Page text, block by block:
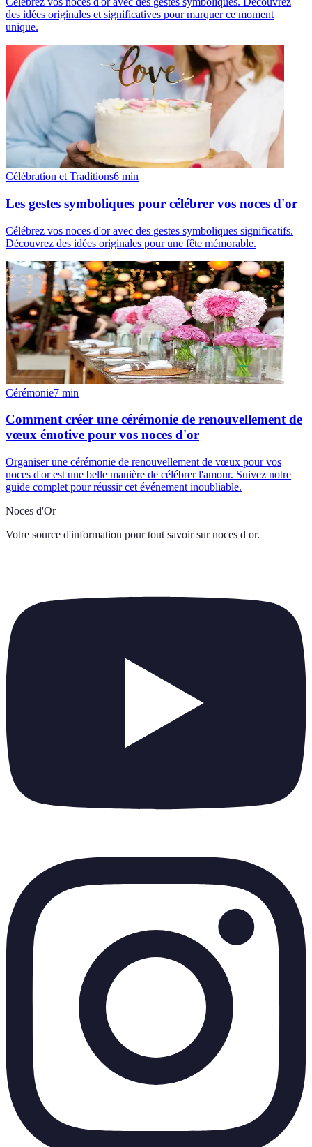
des idées originales et significatives pour marquer ce moment
unique.
Célébration et Traditions6 min
Les gestes symboliques pour célébrer vos noces d'or
Célébrez vos noces d'or avec des gestes symboliques significatifs.
Découvrez des idées originales pour une fête mémorable.
Cérémonie7 min
Comment créer une cérémonie de renouvellement de
vœux émotive pour vos noces d'or
Organiser une cérémonie de renouvellement de vœux pour vos
noces d'or est une belle manière de célébrer l'amour. Suivez notre
guide complet pour réussir cet événement inoubliable.
Noces d'Or
Votre source d'information pour tout savoir sur noces d or.